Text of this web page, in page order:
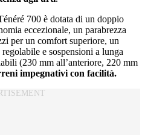
700 è dotata di un doppio
eccezionale, un parabrezza
per un comfort superiore, un
e sospensioni a lunga
(230 mm all’anteriore, 220 mm
impegnativi con facilità.